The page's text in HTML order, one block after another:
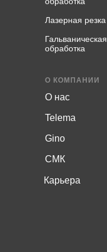
О КОМПАНИИ
О нас
Гальваническая
обработка
Карьера
СМК
Gino
Telema
Лазерная резка